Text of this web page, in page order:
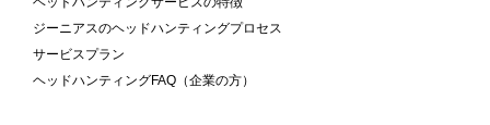
ジーニアスのヘッドハンティングプロセス
サービスプラン
ヘッドハンティングFAQ（企業の方）